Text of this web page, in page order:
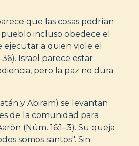
que las cosas podrían
incluso obedece el
ejecutar a quien viole el
Israel parece estar
pero la paz no dura
y Abiram) se levantan
de la comunidad para
(Núm. 16:1–3). Su queja
somos santos". Sin